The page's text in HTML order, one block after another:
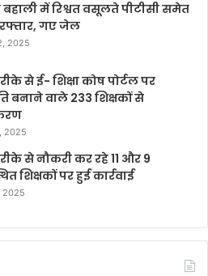
बहाली में रिश्वत वसूलते पीटीसी समेत
गए जेल
2025
से ई- शिक्षा कोष पोर्टल पर
बनाने वाले 233 शिक्षकों से
2025
से नौकरी कर रहे 11 और 9
शिक्षकों पर हुई कार्रवाई
2025